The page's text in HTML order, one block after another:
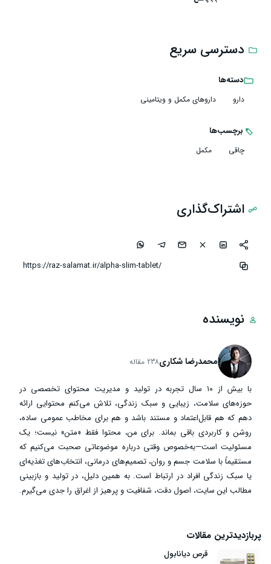
دسترسی سریع
دسته‌ها
دارو داروهای مکمل و ویتامینی
برچسب‌ها
چاقی مکمل
اشتراک‌گذاری
نویسنده
محمدرضا شکاری238 مقاله
با بیش از ۱۰ سال تجربه در تولید و مدیریت محتوای تخصصی در
حوزه‌های سلامت، زیبایی و سبک زندگی، تلاش می‌کنم محتوایی ارائه
دهم که هم قابل‌اعتماد و مستند باشد و هم برای مخاطب عمومی ساده،
روشن و کاربردی باقی بماند. برای من، محتوا فقط «متن» نیست؛ یک
مسئولیت است—به‌خصوص وقتی درباره موضوعاتی صحبت می‌کنیم که
مستقیماً با سلامت جسم و روان، تصمیم‌های درمانی، انتخاب‌های تغذیه‌ای
یا سبک زندگی افراد در ارتباط است. به همین دلیل، در تولید و بازبینی
مطالب این سایت، اصول دقت، شفافیت و پرهیز از اغراق را جدی می‌گیرم.
پربازدیدترین مقالات
قرص دیانابول